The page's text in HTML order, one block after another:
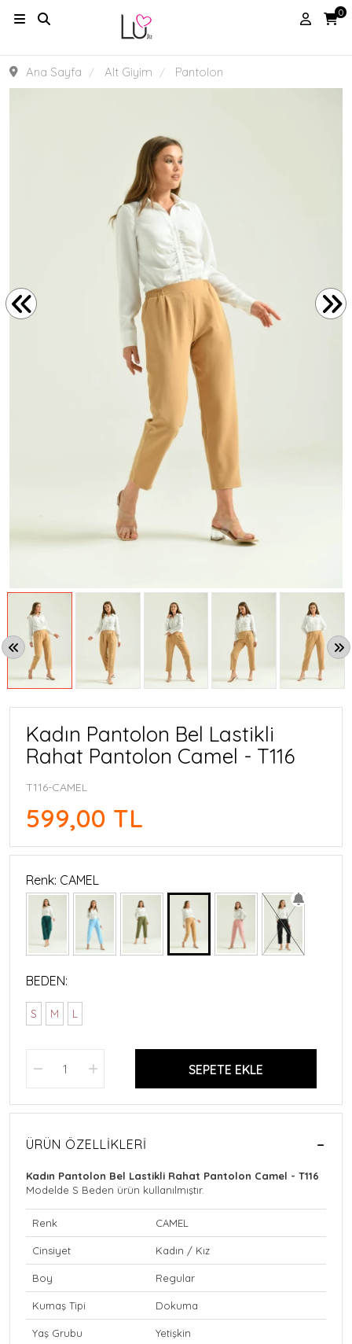
0
Ana Sayfa Alt Giyim Pantolon
Kadın Pantolon Bel Lastikli
Rahat Pantolon Camel - T116
T116-CAMEL
599,00 TL
Renk: CAMEL
BEDEN:
S M L
SEPETE EKLE
ÜRÜN ÖZELLIKLERI
Kadın Pantolon Bel Lastikli Rahat Pantolon Camel - T116
Modelde S Beden ürün kullanılmıştır.
Renk CAMEL
Cinsiyet Kadın / Kız
Boy Regular
Kumaş Tipi Dokuma
Yaş Grubu Yetişkin